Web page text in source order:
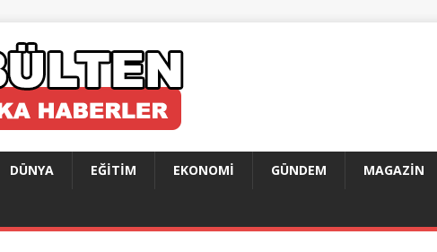
DÜNYA EĞITIM EKONOMI GÜNDEM MAGAZIN